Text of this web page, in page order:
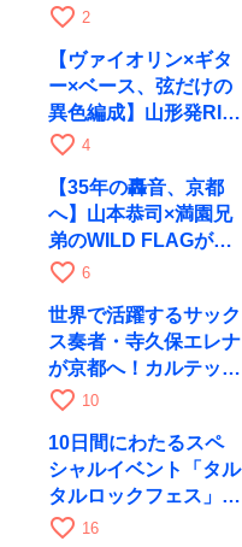
月11日に京都RAGへ
favorite_border 2
【ヴァイオリン×ギタ
ー×ベース、弦だけの
異色編成】山形発RIM
が初全国ツアーで8月
favorite_border 4
【35年の轟音、京都
へ】山本恭司×満園兄
弟のWILD FLAGが8
月6日にRAGでライブ
favorite_border 6
世界で活躍するサック
ス奏者・寺久保エレナ
が京都へ！カルテッ
ト・ツアー京都公演を
favorite_border 10
10日間にわたるスペ
シャルイベント「タル
タルロックフェス」を
開催！総勢32組の豪
favorite_border 16